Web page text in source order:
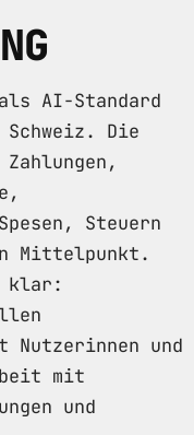
AI-Standard
Die
Steuern
Mittelpunkt.
klar:
Nutzerinnen und
mit
und